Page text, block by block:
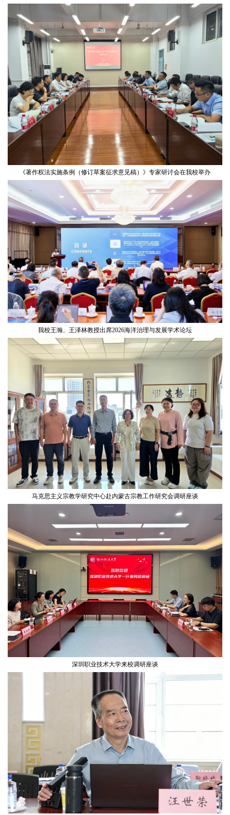
《著作权法实施条例（修订草案征求意见稿）》专家研讨会在我校举办
我校王瀚、王泽林教授出席2026海洋治理与发展学术论坛
马克思主义宗教学研究中心赴内蒙古宗教工作研究会调研座谈
深圳职业技术大学来校调研座谈